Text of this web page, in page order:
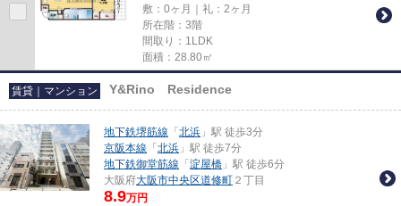
敷：0ヶ月｜礼：2ヶ月
所在階：3階
間取り：1LDK
面積：28.80㎡
賃貸｜マンション Y&Rino Residence
地下鉄堺筋線 「 北浜 」駅 徒歩3分
京阪本線 「 北浜 」駅 徒歩7分
地下鉄御堂筋線 「 淀屋橋 」駅 徒歩6分
大阪府大阪市中央区道修町 ２丁目
8.9万円